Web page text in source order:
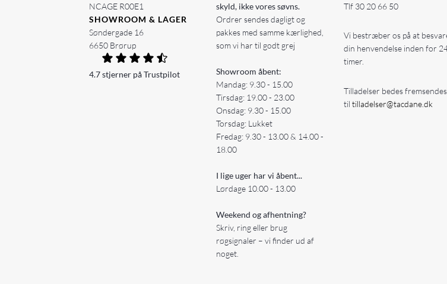
NCAGE R00E1
SHOWROOM & LAGER
Søndergade 16
6650 Brørup
4.7 stjerner på Trustpilot
skyld, ikke vores søvns.
Ordrer sendes dagligt og
pakkes med samme kærlighed,
som vi har til godt grej
Showroom åbent:
Mandag: 9.30 - 15.00
Tirsdag: 19.00 - 23.00
Onsdag: 9.30 - 15.00
Torsdag: Lukket
Fredag: 9.30 - 13.00 & 14.00 -
18.00
I lige uger har vi åbent...
Lørdage 10.00 - 13.00
Weekend og afhentning?
Skriv, ring eller brug
røgsignaler – vi finder ud af
noget.
Tlf 30 20 66 50
Vi bestræber os på at
din henvendelse inden for
timer.
Tilladelser bedes fremsendes
til tilladelser@tacdane.dk